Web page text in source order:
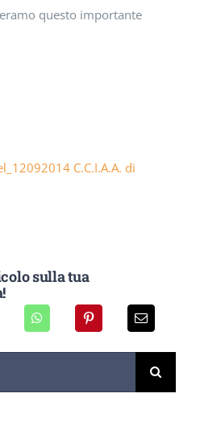
questo importante
C.C.I.A.A. di
sulla tua